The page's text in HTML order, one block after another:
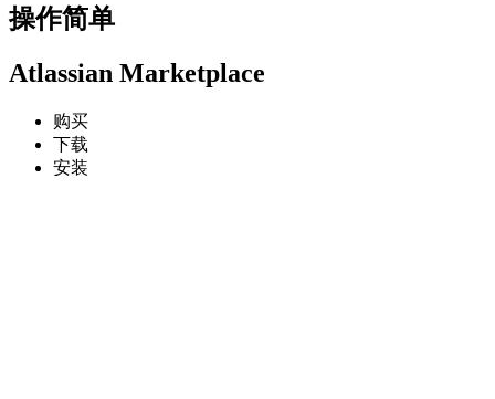
操作简单
Atlassian Marketplace
购买
下载
安装